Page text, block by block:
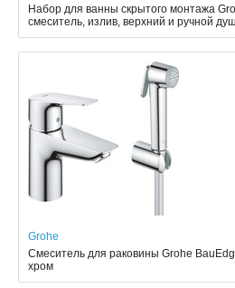
Набор для ванны скрытого монтажа
смеситель, излив, верхний и ручной
Grohe
Смеситель для раковины Grohe
хром